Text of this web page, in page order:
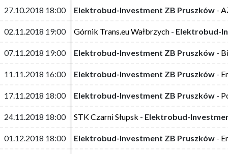
27.10.2018 18:00 Elektrobud-Investment ZB Pruszków -
02.11.2018 19:00 Górnik Trans.eu Wałbrzych - Elektrobud-
07.11.2018 19:00 Elektrobud-Investment ZB Pruszków -
11.11.2018 16:00 Elektrobud-Investment ZB Pruszków -
17.11.2018 18:00 Elektrobud-Investment ZB Pruszków -
24.11.2018 18:00 STK Czarni Słupsk - Elektrobud-
01.12.2018 18:00 Elektrobud-Investment ZB Pruszków -
27.10.2018 18:00 Elektrobud-Investment ZB Pruszków -
02.11.2018 19:00 Górnik Trans.eu Wałbrzych - Elektrobud-
07.11.2018 19:00 Elektrobud-Investment ZB Pruszków -
11.11.2018 16:00 Elektrobud-Investment ZB Pruszków -
17.11.2018 18:00 Elektrobud-Investment ZB Pruszków -
24.11.2018 18:00 STK Czarni Słupsk - Elektrobud-
01.12.2018 18:00 Elektrobud-Investment ZB Pruszków -